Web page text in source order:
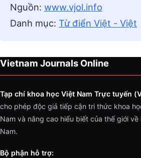
Nguồn: www.vjol.info
Danh mục: Từ điển Việt - Việt
Vietnam Journals Online
Tạp chí khoa học Việt Nam Trực tuyến
cho phép độc giả tiếp cận tri thức khoa
Nam và nâng cao hiểu biết của thế giới
Nam.
Bộ phận hỗ trợ: